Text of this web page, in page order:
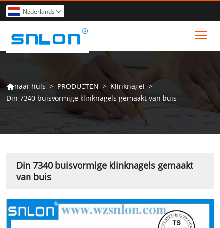
Nederlands 
naar huis > PRODUCTEN > Klinknagel >
Din 7340 buisvormige klinknagels gemaakt van buis
Din 7340 buisvormige klinknagels gemaakt
van buis